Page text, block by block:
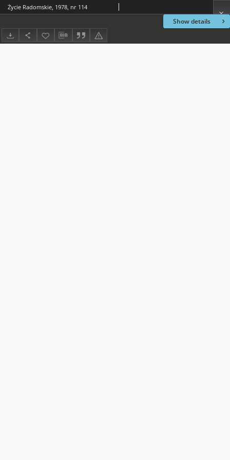
Show details
Życie Radomskie, 1978, nr 114